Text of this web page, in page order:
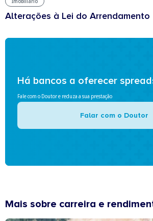
Alterações à Lei do Arrendamento
Há bancos a oferecer
Fale com o Doutor e reduza a sua prestação
Falar com o Doutor
Mais sobre carreira e